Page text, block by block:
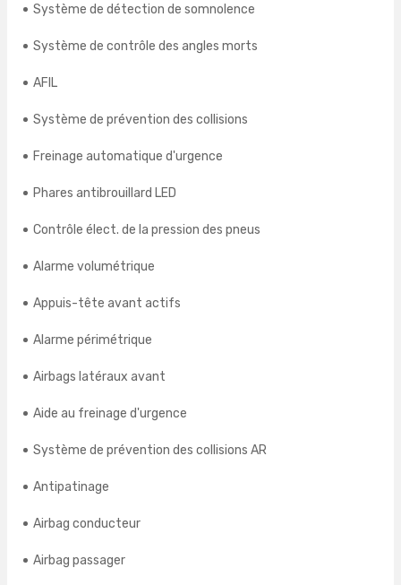
Système de détection de somnolence
Système de contrôle des angles morts
AFIL
Système de prévention des collisions
Freinage automatique d'urgence
Phares antibrouillard LED
Contrôle élect. de la pression des pneus
Alarme volumétrique
Appuis-tête avant actifs
Alarme périmétrique
Airbags latéraux avant
Aide au freinage d'urgence
Système de prévention des collisions AR
Antipatinage
Airbag conducteur
Airbag passager